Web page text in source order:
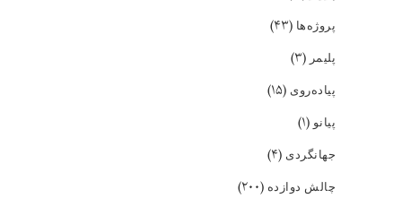
پروژه‌ها (۴۳)
پلیمر (۳)
پیاده‌روی (۱۵)
پیانو(۱)
جهانگردی (۴)
چالش دوازده (۲۰۰)